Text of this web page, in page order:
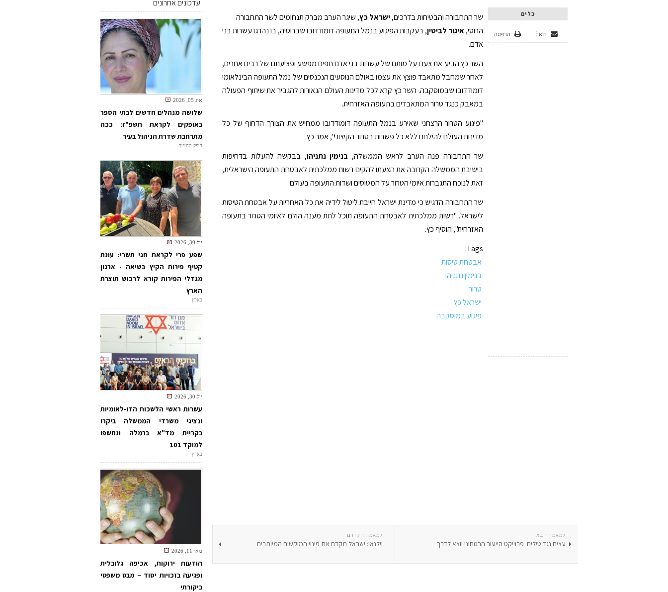
כלים
הדפסה דואל
שר התחבורה והבטיחות בדרכים,ישראל כץ, שיגר הערב מברק תנחומים לשר התחבורה
הרוסי,איגור לביטין, בעקבות הפיגוע בנמל התעופה דומודדובו שברוסיה, בו נהרגו עשרות בני
אדם.
השר כץ הביע את צערו על מותם של עשרות בני אדם חפים מפשע ופציעתם של רבים אחרים,
לאחר שמחבל מתאבד פוצץ את עצמו באולם הנוסעים הנכנסים של נמל התעופה הבינלאומי
דומודדובו שבמוסקבה. השר כץ קרא לכל מדינות העולם הנאורות להגביר את שיתוף הפעולה
במאבק כנגד טרור המתאבדים בתעופה האזרחית.
"פיגוע הטרור הרצחני שאירע בנמל התעופה דומודדובו ממחיש את הצורך הדחוף של כל
מדינות העולם להילחם ללא כל פשרות בטרור הקיצוני", אמר כץ.
שר התחבורה פנה הערב לראש הממשלה, בנימין נתניהו, בבקשה להעלות בדחיפות
בישיבת הממשלה הקרובה את הצעתו להקים רשות ממלכתית לאבטחת התעופה הישראלית,
זאת לנוכח התגברות איומי הטרור על המטוסים ושדות התעופה בעולם.
שר התחבורה הדגיש כי מדינת ישראל חייבת ליטול לידיה את כל האחריות על אבטחת הטיסות
לישראל. "רשות ממלכתית לאבטחת התעופה תוכל לתת מענה הולם לאיומי הטרור בתעופה
האזרחית", הוסיף כץ.
Tags:
אבטחת טיסות
בנימין נתניהו
טרור
ישראל כץ
פיגוע במוסקבה
למאמר הקודם
וילנאי: ישראל תקדם את פינוי המוקשים המיותרים
למאמר הבא
עצים נגד טילים: פרוייקט הייעור הבטחוני יוצא לדרך
עדכונים אחרונים
אוג 05, 2026
שלושה מנהלים חדשים לבתי הספר
באופקים לקראת תשפ"ז: ככה
מתרחבת שדרת הניהול בעיר
דופק החינוך
יול 30, 2026
שפע פרי לקראת חגי תשרי: עונת
קטיף פירות הקיץ בשיאה - ארגון
מגדלי הפירות קורא לרכוש תוצרת
הארץ
בארץ
יול 30, 2026
עשרות ראשי הלשכות הדו-לאומיות
ונציגי משרדי הממשלה ביקרו
בקריית מד"א ברמלה ונחשפו
למוקד 101
בארץ
מאי 11, 2026
הודעות ירוקות, אכיפה גלובלית
ופגיעה בזכויות יסוד – מבט משפטי
ביקורתי